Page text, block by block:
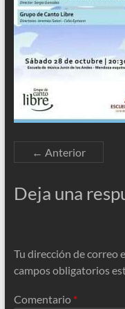
← Anterior
Deja una
Tu dirección de correo
campos obligatorios
Comentario *